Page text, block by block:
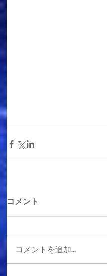
コメント
コメントを追加…